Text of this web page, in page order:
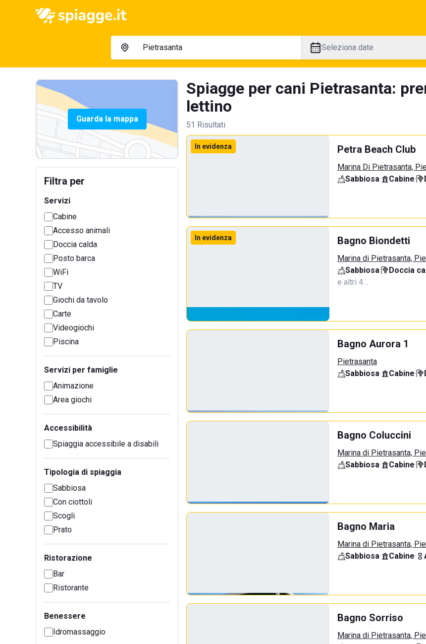
Seleziona date
Guarda la mappa
Filtra per
Servizi
Cabine
Accesso animali
Doccia calda
Posto barca
WiFi
TV
Giochi da tavolo
Carte
Videogiochi
Piscina
Servizi per famiglie
Animazione
Area giochi
Accessibilità
Spiaggia accessibile a disabili
Tipologia di spiaggia
Sabbiosa
Con ciottoli
Scogli
Prato
Ristorazione
Bar
Ristorante
Benessere
Idromassaggio
Spiagge per cani Pietrasanta:
lettino
51 Risultati
In evidenza Petra Beach Club
Marina Di Pietrasanta,
Sabbiosa· Cabine·
In evidenza Bagno Biondetti
Marina di Pietrasanta,
Sabbiosa· Doccia
e altri 4…
Bagno Aurora 1
Pietrasanta
Sabbiosa· Cabine·
Bagno Coluccini
Marina di Pietrasanta,
Sabbiosa· Cabine·
Bagno Maria
Marina di Pietrasanta,
Sabbiosa· Cabine·
Bagno Sorriso
Marina di Pietrasanta,